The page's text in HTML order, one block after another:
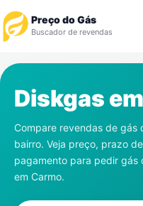
Preço do Gás
Buscador de revendas
Notícias
Diskgas em
Compare revendas de gás
bairro. Veja preço, prazo
pagamento para pedir gás
em Carmo.